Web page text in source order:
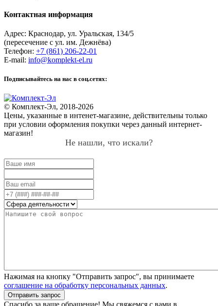
Контактная информация
Адрес: Краснодар, ул. Уральская, 134/5
(пересечение с ул. им. Дежнёва)
Телефон: +7 (861) 206-22-01
E-mail: info@komplekt-el.ru
Подписывайтесь на нас в соц.сетях:
© Комплект-Эл, 2018-2026
Цены, указанные в интенет-магазине, действительны только
при условии оформления покупки через данный интернет-
магазин!
Не нашли, что искали?
Нажимая на кнопку "Отправить запрос", вы принимаете
соглашение на обработку персональных данных.
Отправить запрос